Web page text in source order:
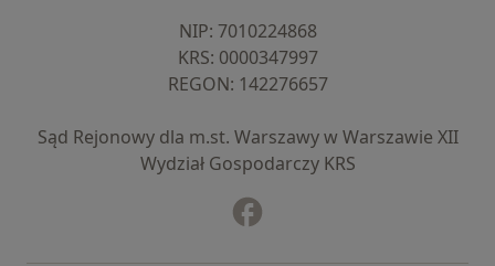
NIP: ⁠7010224868
KRS: ⁠0000347997
REGON: ⁠142276657
Sąd Rejonowy dla m.st. Warszawy w Warszawie XII
Wydział Gospodarczy KRS